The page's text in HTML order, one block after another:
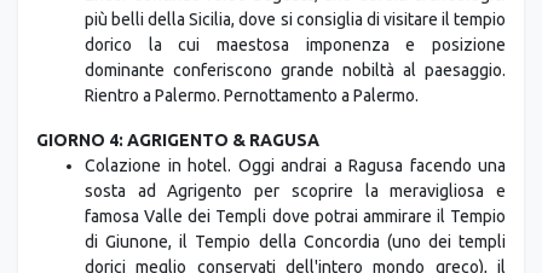
dominante conferiscono grande nobiltà al paesaggio.
Rientro a Palermo. Pernottamento a Palermo.
GIORNO 4: AGRIGENTO & RAGUSA
Colazione in hotel. Oggi andrai a Ragusa facendo una
sosta ad Agrigento per scoprire la meravigliosa e
famosa Valle dei Templi dove potrai ammirare il Tempio
di Giunone, il Tempio della Concordia (uno dei templi
dorici meglio conservati dell'intero mondo greco), il
Tempio di Ercole e il Tempio di Castore e Polluce.
Arriverai a Ragusa nel pomeriggio e ammirerai subito il